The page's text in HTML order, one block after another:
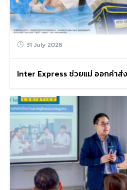
31 July 2026
Inter Express ช่วยแม่ ออกค่าส่